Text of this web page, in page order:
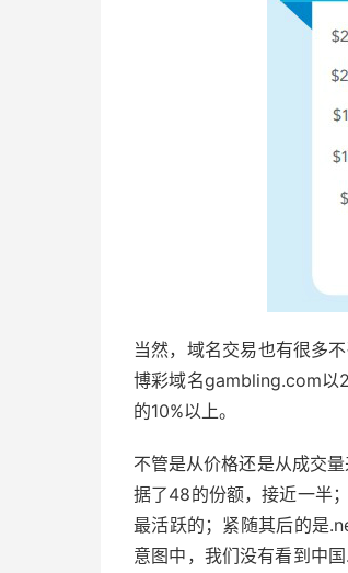
当然，域名交易也有很多
博彩域名gambling.com以
的10%以上。
不管是从价格还是从成交
据了48的份额，接近一半
最活跃的；紧随其后的是
意图中，我们没有看到中